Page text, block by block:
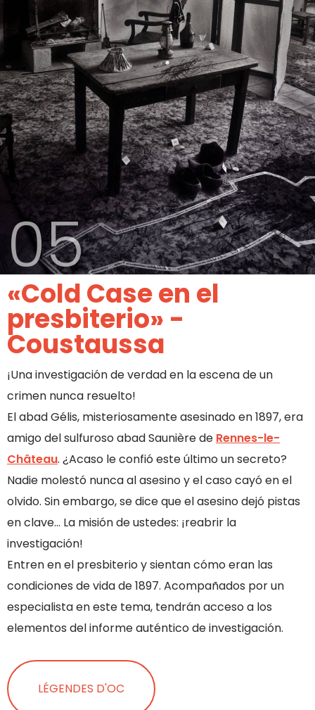
05
«Cold Case en el
presbiterio» -
Coustaussa
¡Una investigación de verdad en la escena de un
crimen nunca resuelto!
El abad Gélis, misteriosamente asesinado en 1897, era
amigo del sulfuroso abad Saunière de Rennes-le-
Château. ¿Acaso le confió este último un secreto?
Nadie molestó nunca al asesino y el caso cayó en el
olvido. Sin embargo, se dice que el asesino dejó pistas
en clave… La misión de ustedes: ¡reabrir la
investigación!
Entren en el presbiterio y sientan cómo eran las
condiciones de vida de 1897. Acompañados por un
especialista en este tema, tendrán acceso a los
elementos del informe auténtico de investigación.
LÉGENDES D'OC